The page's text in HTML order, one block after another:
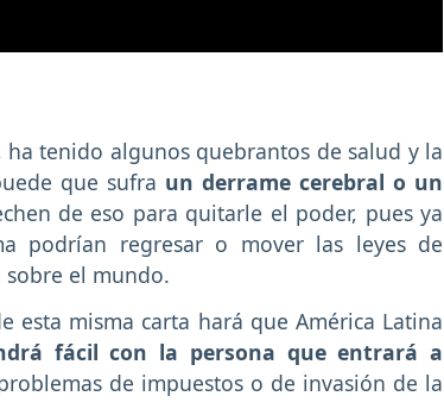
ha tenido algunos quebrantos de salud y la
que sufra un derrame cerebral o un
de eso para quitarle el poder, pues ya
podrían regresar o mover las leyes de
el mundo.
esta misma carta hará que América Latina
fácil con la persona que entrará a
de impuestos o de invasión de la